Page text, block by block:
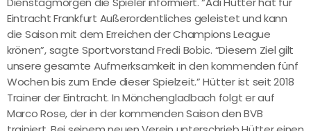
Eintracht Frankfurt Außerordentliches geleistet und kann
die Saison mit dem Erreichen der Champions League
krönen”, sagte Sportvorstand Fredi Bobic. “Diesem Ziel gilt
unsere gesamte Aufmerksamkeit in den kommenden fünf
Wochen bis zum Ende dieser Spielzeit.” Hütter ist seit 2018
Trainer der Eintracht. In Mönchengladbach folgt er auf
Marco Rose, der in der kommenden Saison den BVB